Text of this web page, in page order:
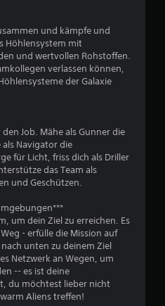
B
w
e
u
n
g
und kämpfe und
Höhlensystem mit
und wertvollen Rohstoffen.
verlassen können,
der Galaxie
Job. Mähe als Gunner die
Navigator die
für Licht, friss dich als Driller
das Team als
und Geschützen.
um dein Ziel zu erreichen. Es
- erfülle die Mission auf
unten zu deinem Ziel
Netzwerk an Wegen, um
-- es ist deine
du möchtest lieber nicht
Aliens treffen!